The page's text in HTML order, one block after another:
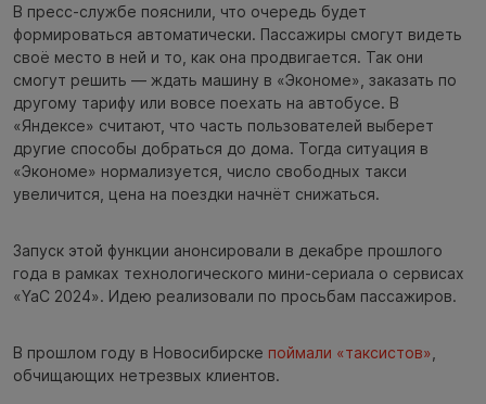
В пресс-службе пояснили, что очередь будет
формироваться автоматически. Пассажиры смогут видеть
своё место в ней и то, как она продвигается. Так они
смогут решить — ждать машину в «Экономе», заказать по
другому тарифу или вовсе поехать на автобусе. В
«Яндексе» считают, что часть пользователей выберет
другие способы добраться до дома. Тогда ситуация в
«Экономе» нормализуется, число свободных такси
увеличится, цена на поездки начнёт снижаться.
Запуск этой функции анонсировали в декабре прошлого
года в рамках технологического мини-сериала о сервисах
«YaC 2024». Идею реализовали по просьбам пассажиров.
В прошлом году в Новосибирске поймали «таксистов»,
обчищающих нетрезвых клиентов.